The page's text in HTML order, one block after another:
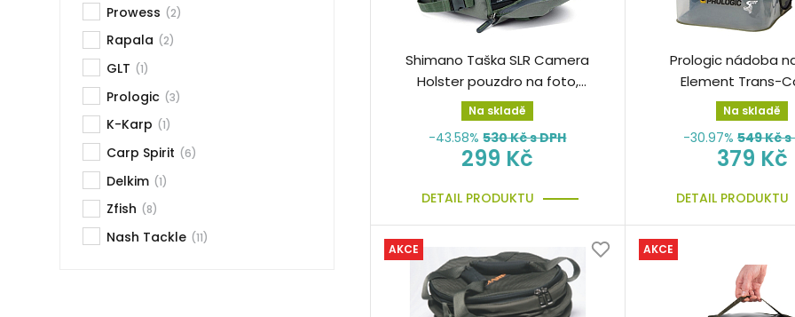
Prowess (2)
Rapala (2)
GLT (1)
Prologic (3)
K-Karp (1)
Carp Spirit (6)
Delkim (1)
Zfish (8)
Nash Tackle (11)
Shimano Taška SLR Camera
Holster pouzdro na foto,
kameru atd.
Na skladě
-43.58% 530Kč s DPH
299 Kč
DETAIL PRODUKTU
Prologic nádoba
Element Trans-
Rig/Water Bucket
Na skladě
-30.97% 549Kč s
379 Kč
DETAIL PRODUKTU
AKCE AKCE